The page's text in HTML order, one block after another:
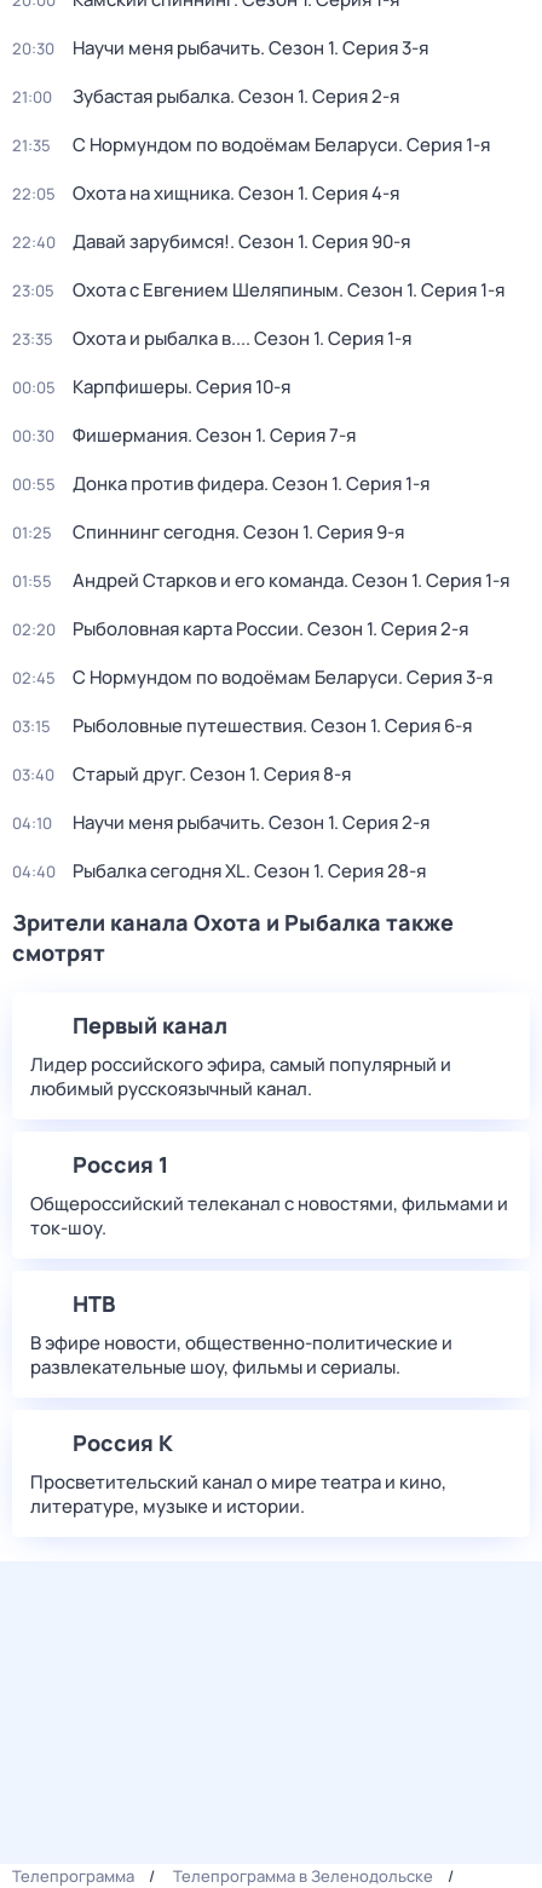
20:30 Научи меня рыбачить. Сезон 1. Серия 3-я
21:00 Зубастая рыбалка. Сезон 1. Серия 2-я
21:35 С Нормундом по водоёмам Беларуси. Серия 1-я
22:05 Охота на хищника. Сезон 1. Серия 4-я
22:40 Давай зарубимся!. Сезон 1. Серия 90-я
23:05 Охота с Евгением Шеляпиным. Сезон 1. Серия 1-я
23:35 Охота и рыбалка в.... Сезон 1. Серия 1-я
00:05 Карпфишеры. Серия 10-я
00:30 Фишермания. Сезон 1. Серия 7-я
00:55 Донка против фидера. Сезон 1. Серия 1-я
01:25 Спиннинг сегодня. Сезон 1. Серия 9-я
01:55 Андрей Старков и его команда. Сезон 1. Серия 1-я
02:20 Рыболовная карта России. Сезон 1. Серия 2-я
02:45 С Нормундом по водоёмам Беларуси. Серия 3-я
03:15 Рыболовные путешествия. Сезон 1. Серия 6-я
03:40 Старый друг. Сезон 1. Серия 8-я
04:10 Научи меня рыбачить. Сезон 1. Серия 2-я
04:40 Рыбалка сегодня XL. Сезон 1. Серия 28-я
Зрители канала Охота и Рыбалка также
смотрят
Первый канал
Лидер российского эфира, самый популярный и
любимый русскоязычный канал.
Россия 1
Общероссийский телеканал с новостями, фильмами и
ток-шоу.
НТВ
В эфире новости, общественно-политические и
развлекательные шоу, фильмы и сериалы.
Россия К
Просветительский канал о мире театра и кино,
литературе, музыке и истории.
Телепрограмма
Телепрограмма в Зеленодольске